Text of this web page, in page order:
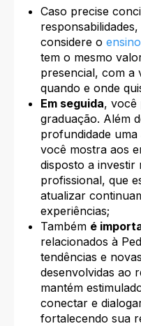
Caso precise
considere o
tem o mesmo
presencial, com a
quando e onde
Em seguida, você
graduação. Além
profundidade
você mostra aos
disposto a investir
profissional, que
atualizar
experiências;
Também é
relacionados à
tendências e
desenvolvidas ao
mantém
conectar e
fortalecendo sua